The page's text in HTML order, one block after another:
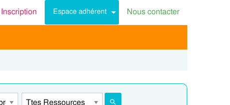
Inscription Espace adhérent Nous contacter